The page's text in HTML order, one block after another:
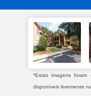
*Estas imagens
disponíveis livremente